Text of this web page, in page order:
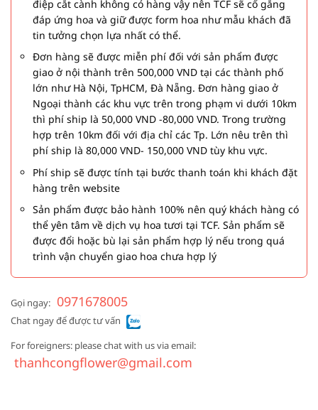
điệp cắt cành không có hàng vậy nên TCF sẽ cố gắng
đáp ứng hoa và giữ được form hoa như mẫu khách đã
tin tưởng chọn lựa nhất có thể.
Đơn hàng sẽ được miễn phí đối với sản phẩm được
giao ở nội thành trên 500,000 VND tại các thành phố
lớn như Hà Nội, TpHCM, Đà Nẵng. Đơn hàng giao ở
Ngoại thành các khu vực trên trong phạm vi dưới 10km
thì phí ship là 50,000 VND -80,000 VND. Trong trường
hợp trên 10km đối với địa chỉ các Tp. Lớn nêu trên thì
phí ship là 80,000 VND- 150,000 VND tùy khu vực.
Phí ship sẽ được tính tại bước thanh toán khi khách đặt
hàng trên website
Sản phẩm được bảo hành 100% nên quý khách hàng có
thể yên tâm về dịch vụ hoa tươi tại TCF. Sản phẩm sẽ
được đổi hoặc bù lại sản phẩm hợp lý nếu trong quá
trình vận chuyển giao hoa chưa hợp lý
Gọi ngay: 0971678005
Chat ngay để được tư vấn
For foreigners: please chat with us via email:
thanhcongflower@gmail.com